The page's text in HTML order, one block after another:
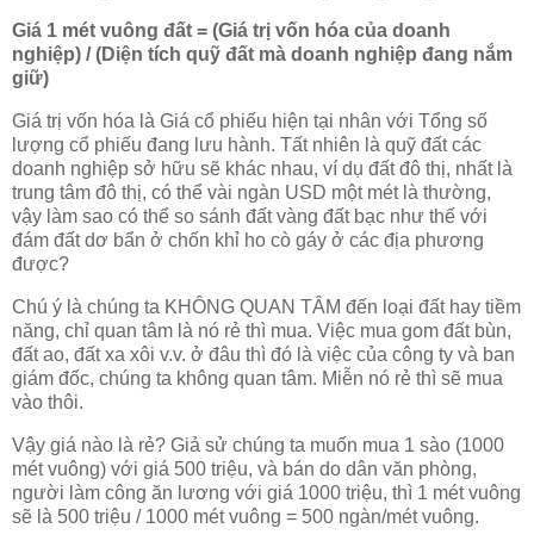
Giá 1 mét vuông đất = (Giá trị vốn hóa của doanh
nghiệp) / (Diện tích quỹ đất mà doanh nghiệp đang nắm
giữ)
Giá trị vốn hóa là Giá cổ phiếu hiện tại nhân với Tổng số
lượng cổ phiếu đang lưu hành. Tất nhiên là quỹ đất các
doanh nghiệp sở hữu sẽ khác nhau, ví dụ đất đô thị, nhất là
trung tâm đô thị, có thể vài ngàn USD một mét là thường,
vậy làm sao có thể so sánh đất vàng đất bạc như thế với
đám đất dơ bẩn ở chốn khỉ ho cò gáy ở các địa phương
được?
Chú ý là chúng ta KHÔNG QUAN TÂM đến loại đất hay tiềm
năng, chỉ quan tâm là nó rẻ thì mua. Việc mua gom đất bùn,
đất ao, đất xa xôi v.v. ở đâu thì đó là việc của công ty và ban
giám đốc, chúng ta không quan tâm. Miễn nó rẻ thì sẽ mua
vào thôi.
Vậy giá nào là rẻ? Giả sử chúng ta muốn mua 1 sào (1000
mét vuông) với giá 500 triệu, và bán do dân văn phòng,
người làm công ăn lương với giá 1000 triệu, thì 1 mét vuông
sẽ là 500 triệu / 1000 mét vuông = 500 ngàn/mét vuông.